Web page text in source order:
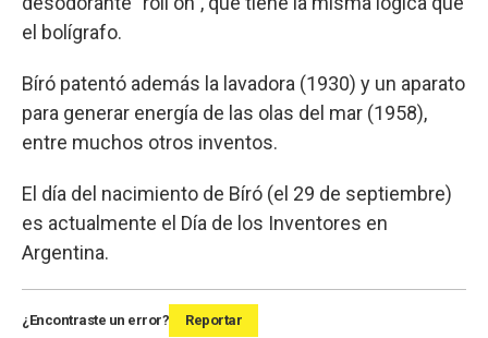
el bolígrafo.
Bíró patentó además la lavadora (1930) y un aparato
para generar energía de las olas del mar (1958),
entre muchos otros inventos.
El día del nacimiento de Bíró (el 29 de septiembre)
es actualmente el Día de los Inventores en
Argentina.
¿Encontraste un error? Reportar